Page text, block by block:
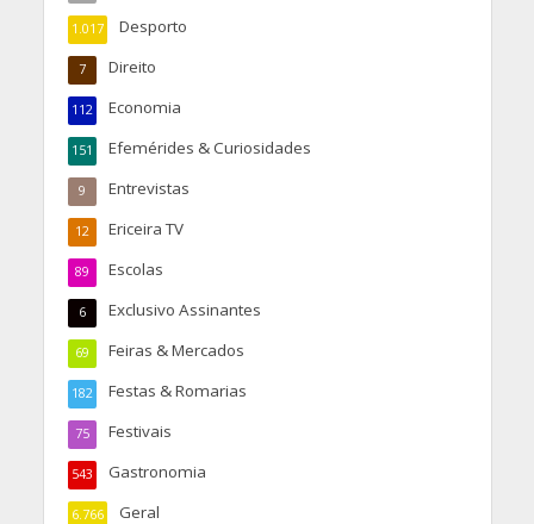
Desporto
1.017
Direito
7
Economia
112
Efemérides & Curiosidades
151
Entrevistas
9
Ericeira TV
12
Escolas
89
Exclusivo Assinantes
6
Feiras & Mercados
69
Festas & Romarias
182
Festivais
75
Gastronomia
543
Geral
6.766